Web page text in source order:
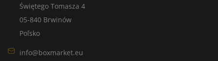
Świętego Tomasza 4
05-840 Brwinów
Poľsko
info@boxmarket.eu